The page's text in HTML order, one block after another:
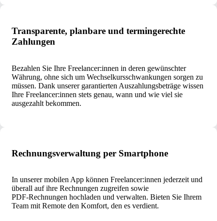
Transparente, planbare und termingerechte
Zahlungen
Bezahlen Sie Ihre Freelancer:innen in deren gewünschter
Währung, ohne sich um Wechselkursschwankungen sorgen zu
müssen. Dank unserer garantierten Auszahlungsbeträge wissen
Ihre Freelancer:innen stets genau, wann und wie viel sie
ausgezahlt bekommen.
Rechnungsverwaltung per Smartphone
In unserer mobilen App können Freelancer:innen jederzeit und
überall auf ihre Rechnungen zugreifen sowie
PDF‑Rechnungen hochladen und verwalten. Bieten Sie Ihrem
Team mit Remote den Komfort, den es verdient.